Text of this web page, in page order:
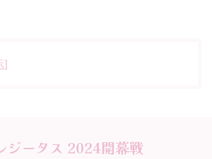
]
ジータス 2024開幕戦